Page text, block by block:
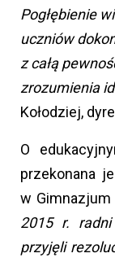
Pogłębienie
uczniów
z całą
zrozumienia
Kołodziej,
O
przekonana
w Gimnazjum
2015 r. radni
przyjęli